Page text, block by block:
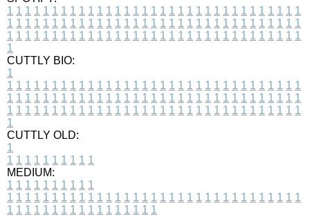
1 1 1 1 1 1 1 1 1 1 1 1 1 1 1 1 1 1 1 1 1 1 1 1 1 1 1 1 1 1 1 1 1
1 1 1 1 1 1 1 1 1 1 1 1 1 1 1 1 1 1 1 1 1 1 1 1 1 1 1 1 1 1 1 1 1
1 1 1 1 1 1 1 1 1 1 1 1 1 1 1 1 1 1 1 1 1 1 1 1 1 1 1 1 1 1 1 1 1
1
CUTTLY BIO:
1
1 1 1 1 1 1 1 1 1 1 1 1 1 1 1 1 1 1 1 1 1 1 1 1 1 1 1 1 1 1 1 1 1
1 1 1 1 1 1 1 1 1 1 1 1 1 1 1 1 1 1 1 1 1 1 1 1 1 1 1 1 1 1 1 1 1
1 1 1 1 1 1 1 1 1 1 1 1 1 1 1 1 1 1 1 1 1 1 1 1 1 1 1 1 1 1 1 1 1
1
CUTTLY OLD:
1
1 1 1 1 1 1 1 1 1 1
MEDIUM:
1 1 1 1 1 1 1 1 1 1
1 1 1 1 1 1 1 1 1 1 1 1 1 1 1 1 1 1 1 1 1 1 1 1 1 1 1 1 1 1 1 1 1
1 1 1 1 1 1 1 1 1 1 1 1 1 1 1 1 1